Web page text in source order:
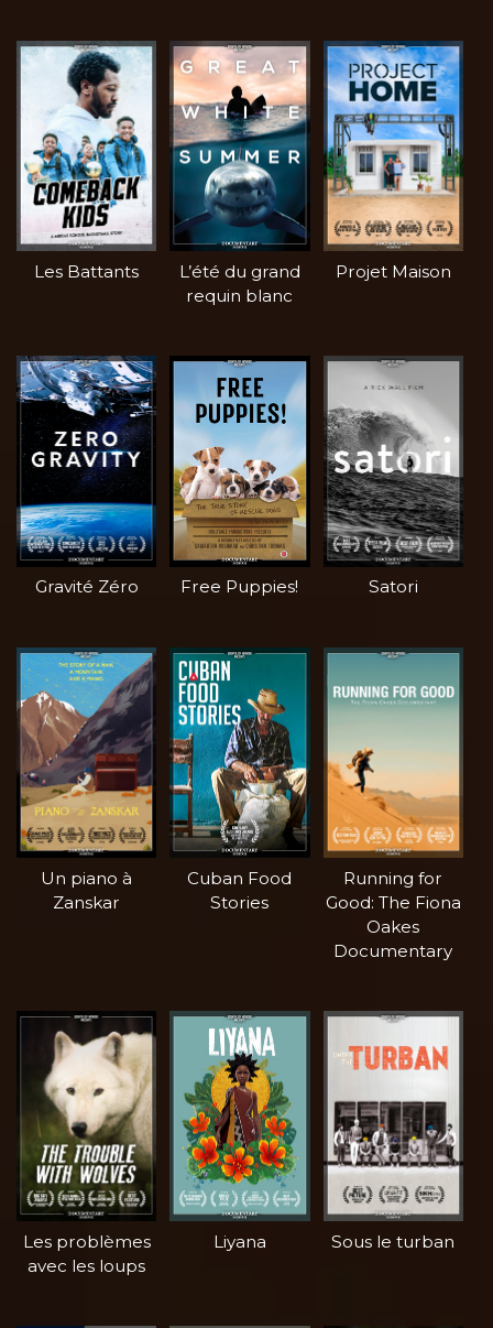
Les Battants
L’été du grand
requin blanc
Projet Maison
Gravité Zéro Free Puppies! Satori
Un piano à
Zanskar
Cuban Food
Stories
Running for
Good: The Fiona
Oakes
Documentary
Les problèmes
avec les loups
Liyana Sous le turban